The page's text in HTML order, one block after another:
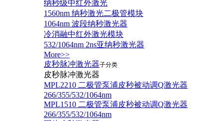
纳秒级中红外激光
1560nm 纳秒激光二极管模块
1064nm 波段纳秒激光器
冷消融中红外激光模块
532/1064nm 2ns亚纳秒激光器
More>>
皮秒脉冲激光器子分类
皮秒脉冲激光器
​MPL2210 二极管泵浦皮秒被动调Q激光器
266/355/532/1064nm
MPL1510 二极管泵浦皮秒被动调Q激光器
266/355/532/1064nm